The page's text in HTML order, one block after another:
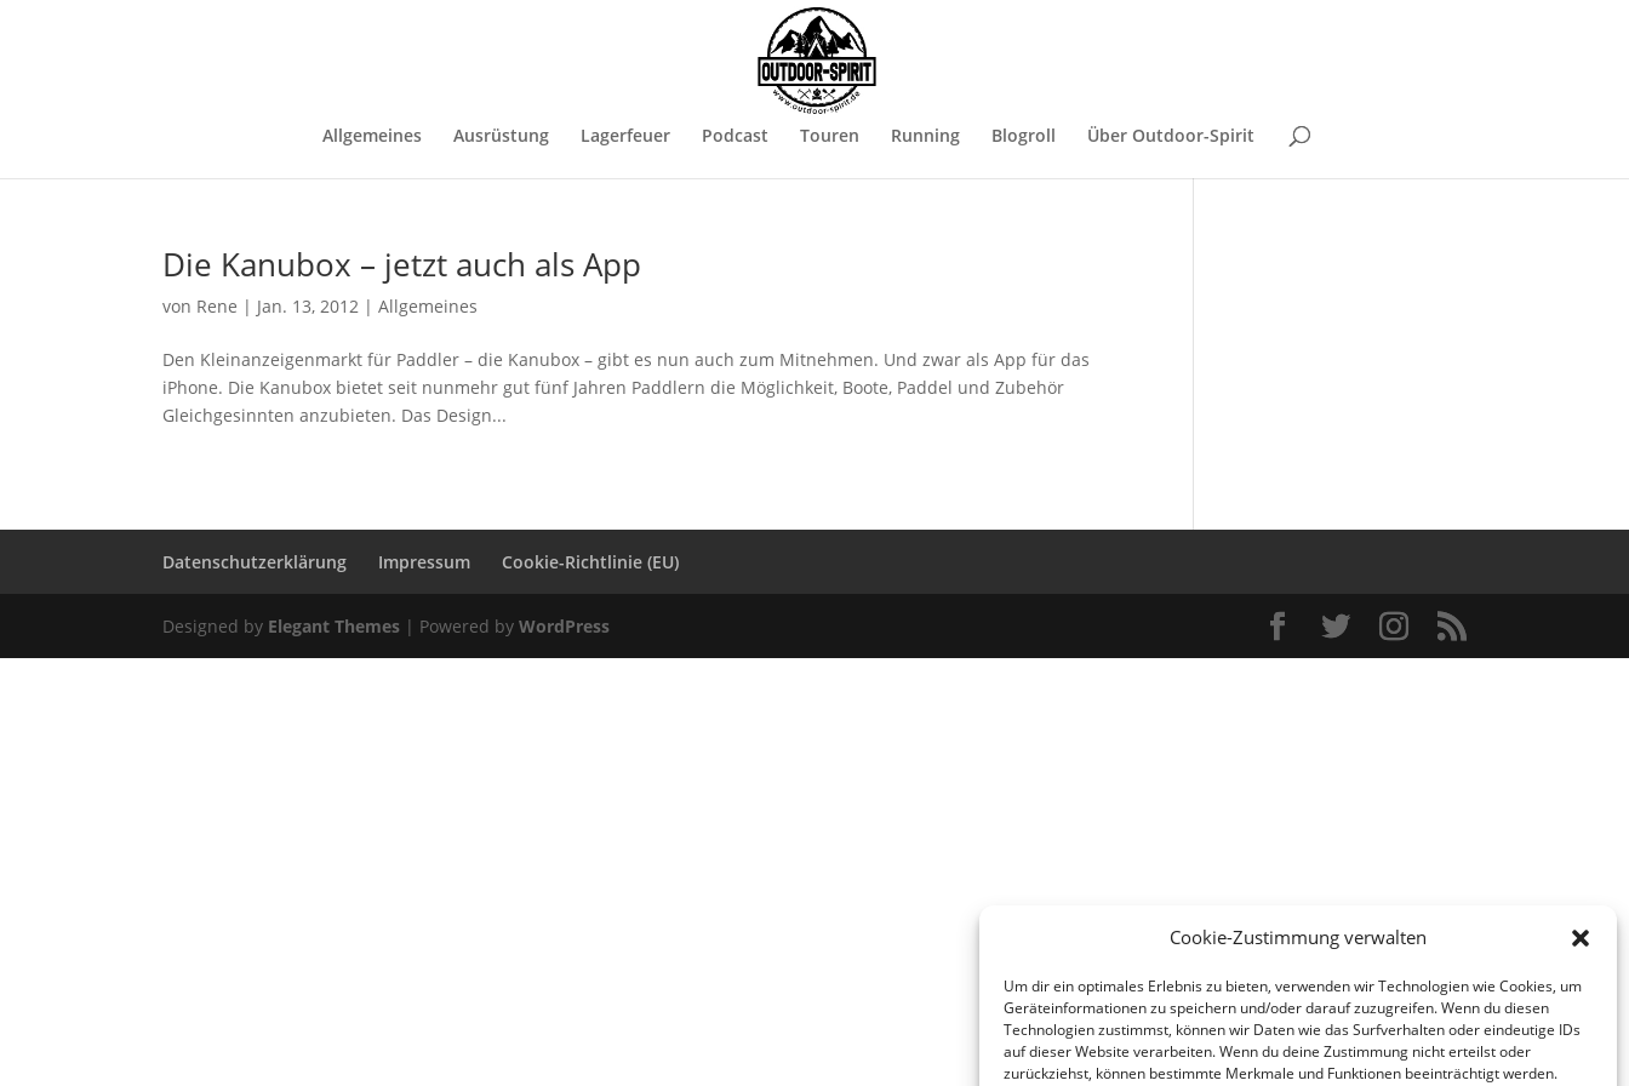
Cookie-Zustimmung verwalten
Um dir ein optimales Erlebnis zu bieten, verwenden wir Technologien wie Cookies, um
Geräteinformationen zu speichern und/oder darauf zuzugreifen. Wenn du diesen
Technologien zustimmst, können wir Daten wie das Surfverhalten oder eindeutige IDs
auf dieser Website verarbeiten. Wenn du deine Zustimmung nicht erteilst oder
zurückziehst, können bestimmte Merkmale und Funktionen beeinträchtigt werden.
Allgemeines Ausrüstung Lagerfeuer Podcast Touren Running Blogroll Über Outdoor-Spirit
Die Kanubox – jetzt auch als App
von Rene | Jan. 13, 2012 |Allgemeines
Den Kleinanzeigenmarkt für Paddler – die Kanubox – gibt es nun auch zum Mitnehmen. Und zwar als App für das
iPhone. Die Kanubox bietet seit nunmehr gut fünf Jahren Paddlern die Möglichkeit, Boote, Paddel und Zubehör
Gleichgesinnten anzubieten. Das Design...
Datenschutzerklärung Impressum Cookie-Richtlinie (EU)
Designed by Elegant Themes | Powered byWordPress